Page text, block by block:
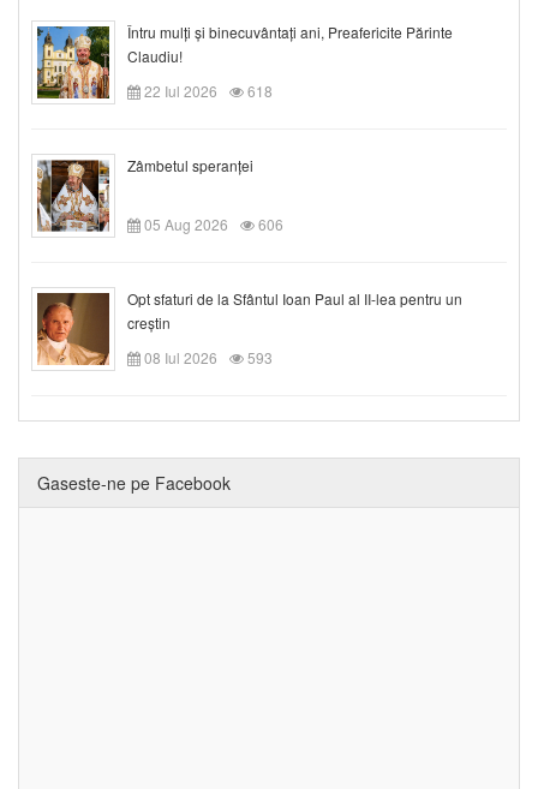
Întru mulți și binecuvântați ani, Preafericite Părinte
Claudiu!
22 Iul 2026
618
Zâmbetul speranței
05 Aug 2026 606
Opt sfaturi de la Sfântul Ioan Paul al II-lea pentru un
creștin
08 Iul 2026
593
Gaseste-ne pe Facebook